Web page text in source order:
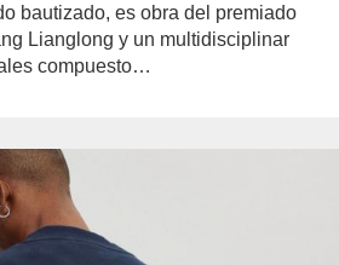
bautizado, es obra del premiado
Lianglong y un multidisciplinar
compuesto…